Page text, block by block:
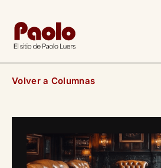
Volver a Columnas